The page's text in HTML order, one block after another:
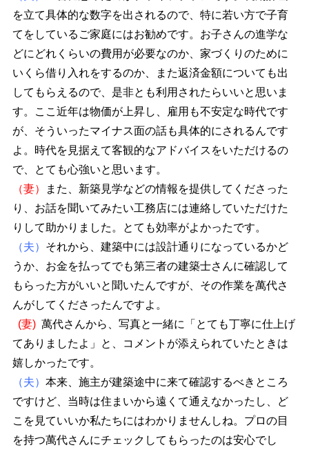
を立て具体的な数字を出されるので、特に若い方で子育
てをしているご家庭にはお勧めです。お子さんの進学な
どにどれくらいの費用が必要なのか、家づくりのために
いくら借り入れをするのか、また返済金額についても出
してもらえるので、是非とも利用されたらいいと思いま
す。ここ近年は物価が上昇し、雇用も不安定な時代です
が、そういったマイナス面の話も具体的にされるんです
よ。時代を見据えて客観的なアドバイスをいただけるの
で、とても心強いと思います。
（妻）
また、新築見学などの情報を提供してくださった
り、お話を聞いてみたい工務店には連絡していただけた
りして助かりました。とても効率がよかったです。
（夫） それから、建築中には設計通りになっているかど
うか、お金を払ってでも第三者の建築士さんに確認して
もらった方がいいと聞いたんですが、その作業を萬代さ
んがしてくださったんですよ。
(妻) 萬代さんから、写真と一緒に「とても丁寧に仕上げ
てありましたよ」と、コメントが添えられていたときは
嬉しかったです。
（夫） 本来、施主が建築途中に来て確認するべきところ
ですけど、当時は住まいから遠くて通えなかったし、ど
こを見ていいか私たちにはわかりませんしね。プロの目
を持つ萬代さんにチェックしてもらったのは安心でし